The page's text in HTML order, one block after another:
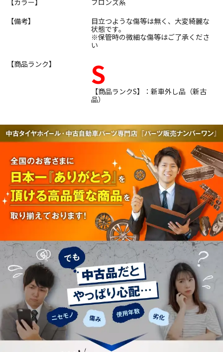
【カラー】
ブロンズ系
【備考】
目立つような傷等は無く、大変綺麗な
状態です。
※保管時の微細な傷等はご了承くださ
い
【商品ランク】
S
【商品ランクS】：新車外し品（新古
品）